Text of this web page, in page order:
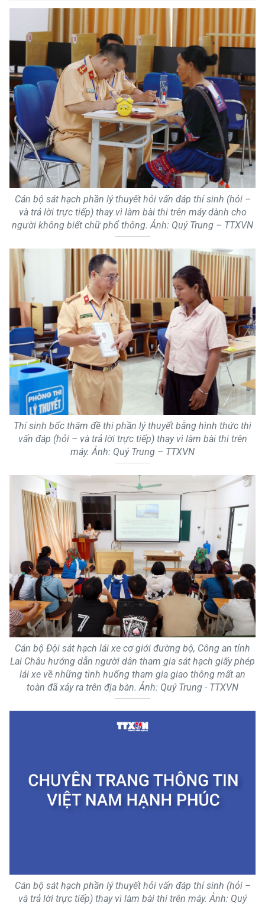
Cán bộ sát hạch phần lý thuyết hỏi vấn đáp thí sinh (hỏi –
và trả lời trực tiếp) thay vì làm bài thi trên máy dành cho
người không biết chữ phổ thông. Ảnh: Quý Trung – TTXVN
Thí sinh bốc thăm đề thi phần lý thuyết bằng hình thức thi
vấn đáp (hỏi – và trả lời trực tiếp) thay vì làm bài thi trên
máy. Ảnh: Quý Trung – TTXVN
Cán bộ Đội sát hạch lái xe cơ giới đường bộ, Công an tỉnh
Lai Châu hướng dẫn người dân tham gia sát hạch giấy phép
lái xe về những tình huống tham gia giao thông mất an
toàn đã xảy ra trên địa bàn. Ảnh: Quý Trung - TTXVN
Cán bộ sát hạch phần lý thuyết hỏi vấn đáp thí sinh (hỏi –
và trả lời trực tiếp) thay vì làm bài thi trên máy. Ảnh: Quý